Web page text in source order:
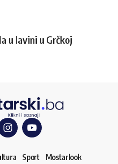
u lavini u Grčkoj
Sport Mostarlook